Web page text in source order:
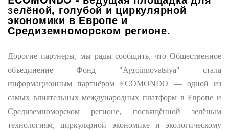
зелёной, голубой и циркулярной
экономики в Европе и
Средиземноморском регионе.
Дорогие партнеры, мы рады сообщить, что Общественное
объединение Фонд "Agroinnovatsiya" стала
информационным партнёром ECOMONDO — одной из
самых влиятельных международных платформ в Европе и
Средиземноморском регионе, посвящённой зелёным
технологиям, циркулярной экономике и экологическому